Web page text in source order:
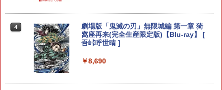
￥9,000
ニンテンドープリペイド番号 5000円|オ
ンラインコード版
トローラー(CFI-ZCT2J)
￥10,737
【純正品】Xbox ワイヤレス コントロー
4
劇場版「鬼滅の刃」無限城編 第一章 猗
窩座再来 完全生産限定版 [Blu-ray]
あつまれ どうぶつの森 Nintendo Swit
ch 2 Edition 【Switch2】 NXS-P-ACB
【楽天ブックス限定特典+特典】Castlev
ania: Belmont's Curse Midnight Editi
【早期購入封入特典】DLCチラシ（アル
カードスタイルコスチューム）)
￥4,950
LITHON ライソン 脳を鍛える大人の娯楽
ゲーム 4 in 1 KTFC-008B 麻雀 将棋 育
ポータブル 接続 簡単 玩具 おもちゃ 室内
4
劇場版「鬼滅の刃」無限城編 第一章 猗
窩座再来(完全生産限定版)【Blu-ray】 [
吾峠呼世晴 ]
￥8,690